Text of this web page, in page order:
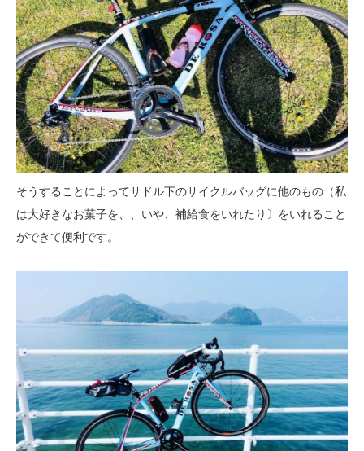
そうすることによってサドル下のサイクルバッグに他のもの（私
は大好きなお菓子を、、いや、補給食をいれたり〕をいれること
ができて便利です。